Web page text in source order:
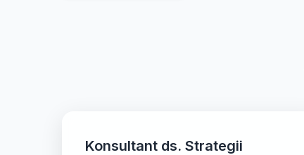
Konsultant ds. Strategii